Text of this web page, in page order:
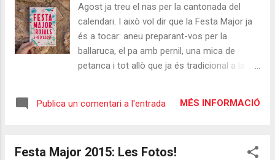
Agost ja treu el nas per la cantonada del
calendari. I això vol dir que la Festa Major ja
és a tocar: aneu preparant-vos per la
ballaruca, el pa amb pernil, una mica de
petanca i tot allò que ja és tradicional a la
veureu que hem canviat la manera de
classificacions abans de l’entrega de premis.
Publica un comentari a l'entrada MÉS INFORMACIÓ
Festa Major 2015: Les Fotos!